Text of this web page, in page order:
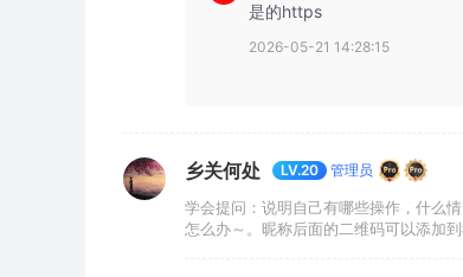
是的https
2026-05-21 14:28:15
乡关何处 LV.20 管理员
学会提问：说明自己有哪些操作，什么
怎么办～。昵称后面的二维码可以添加